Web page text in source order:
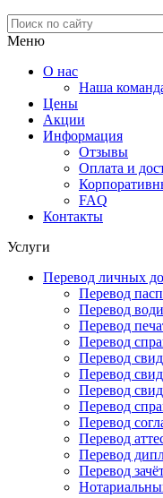
Меню
О нас
Наша
Цены
Акции
Информация
Отзывы
Оплата и
FAQ
Контакты
Услуги
Перевод личных
Перевод
Перевод
Перевод
Перевод
Перевод
Перевод
Перевод
Перевод
Перевод
Перевод
Перевод
Перевод